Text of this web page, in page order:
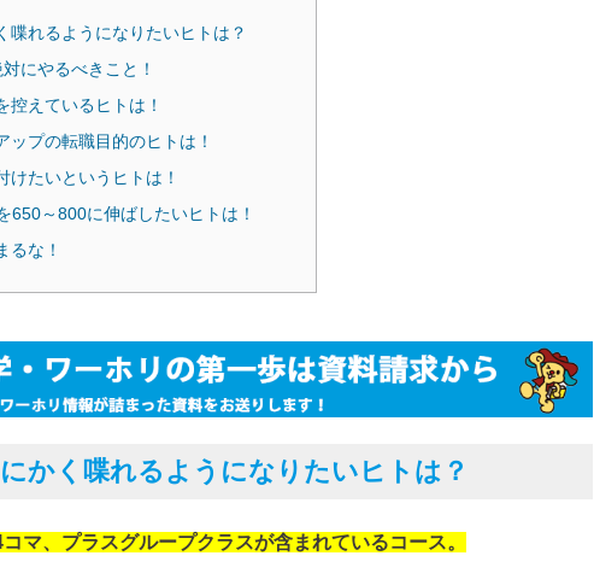
喋れるようになりたいヒトは？
にやるべきこと！
控えているヒトは！
ップの転職目的のヒトは！
けたいというヒトは！
650～800に伸ばしたいヒトは！
な！
かく喋れるようになりたいヒトは？
マ、プラスグループクラスが含まれているコース。